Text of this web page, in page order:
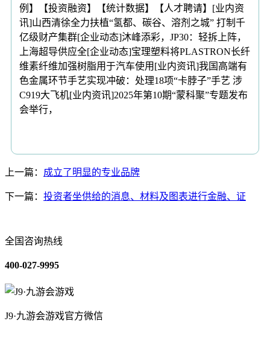
例】【投资融资】【统计数据】【人才聘请】[业内资
讯]山西清徐全力扶植“氢都、碳谷、溶剂之城” 打制千
亿级财产集群[企业动态]沐峰添彩，JP30：轻拆上阵，
上海超导供应全[企业动态]宝理塑料将PLASTRON长纤
维素纤维加强树脂用于汽车使用[业内资讯]我国高端有
色金属环节手艺实现冲破：处理18项“卡脖子”手艺 涉
C919大飞机[业内资讯]2025年第10期“蒙科聚”专题发布
会举行，
上一篇： 成立了明显的专业品牌
下一篇： 投资者坐供给的消息、材料及图表进行金融、证
全国咨询热线
400-027-9995
J9·九游会游戏官方微信